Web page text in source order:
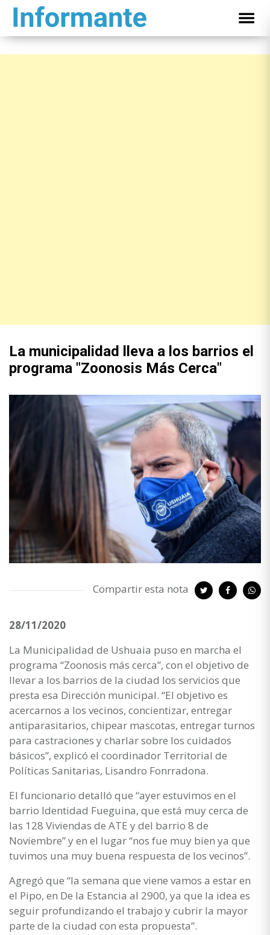
La municipalidad lleva a los barrios el
programa "Zoonosis Más Cerca"
Compartir esta nota
28/11/2020
La Municipalidad de Ushuaia puso en marcha el
programa “Zoonosis más cerca”, con el objetivo de
llevar a los barrios de la ciudad los servicios que
presta esa Dirección municipal. “El objetivo es
acercarnos a los vecinos, concientizar, entregar
antiparasitarios, chipear mascotas, entregar turnos
para castraciones y charlar sobre los cuidados
básicos”, explicó el coordinador Territorial de
Políticas Sanitarias, Lisandro Fonrradona.
El funcionario detalló que “ayer estuvimos en el
barrio Identidad Fueguina, que está muy cerca de
las 128 Viviendas de ATE y del barrio 8 de
Noviembre” y en el lugar “nos fue muy bien ya que
tuvimos una muy buena respuesta de los vecinos”.
Agregó que “la semana que viene vamos a estar en
el Pipo, en De la Estancia al 2900, ya que la idea es
seguir profundizando el trabajo y cubrir la mayor
parte de la ciudad con esta propuesta”.